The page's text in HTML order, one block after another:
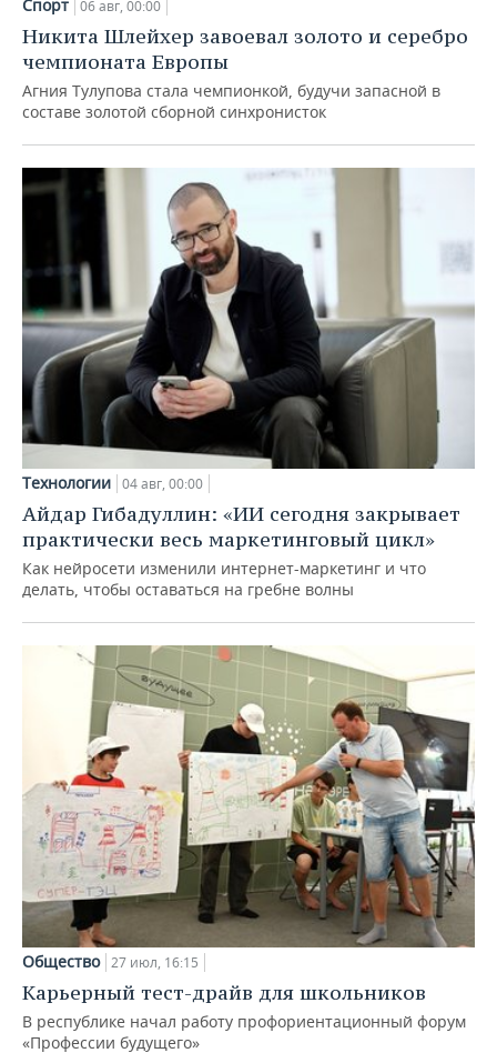
Спорт 06 авг, 00:00
Никита Шлейхер завоевал золото и серебро
чемпионата Европы
Агния Тулупова стала чемпионкой, будучи запасной в
составе золотой сборной синхронисток
Технологии 04 авг, 00:00
Айдар Гибадуллин: «ИИ сегодня закрывает
практически весь маркетинговый цикл»
Как нейросети изменили интернет-маркетинг и что
делать, чтобы оставаться на гребне волны
Общество 27 июл, 16:15
Карьерный тест-драйв для школьников
В республике начал работу профориентационный форум
«Профессии будущего»